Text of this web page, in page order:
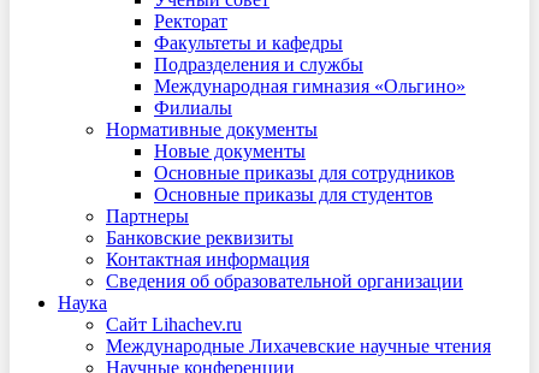
Ректорат
Факультеты и кафедры
Подразделения и службы
Международная гимназия «Ольгино»
Филиалы
Нормативные документы
Новые документы
Основные приказы для сотрудников
Основные приказы для студентов
Партнеры
Банковские реквизиты
Контактная информация
Сведения об образовательной организации
Наука
Сайт Lihachev.ru
Международные Лихачевские научные чтения
Научные конференции